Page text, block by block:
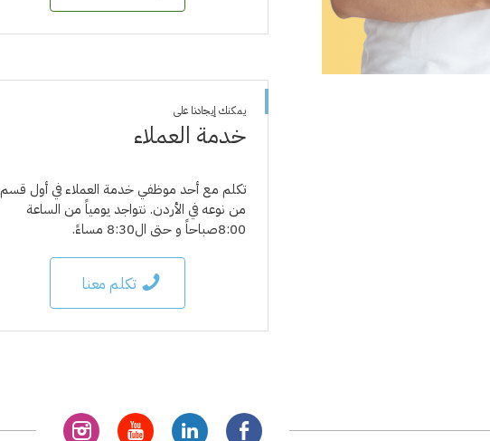
يمكنك إيجادنا على
خدمة العملاء
تكلم مع أحد موظفي خدمة العملاء في أول قسم
من نوعه في الأردن. نتواجد يومياً من الساعة
8:00صباحاً و حتى ال8:30 مساءً.
تكلم معنا